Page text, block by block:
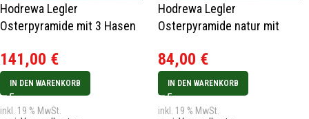
Hodrewa Legler
Osterpyramide mit 3 Hasen
141,00 €
IN DEN WARENKORB
inkl. 19 % MwSt.
Hodrewa Legler
Osterpyramide natur mit
84,00 €
IN DEN WARENKORB
inkl. 19 % MwSt.